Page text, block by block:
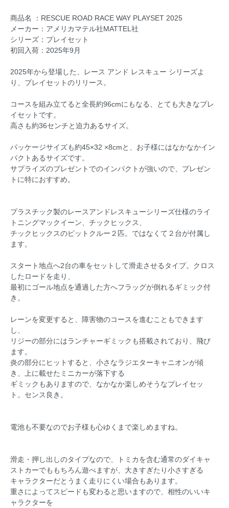
商品名 ：RESCUE ROAD RACE WAY PLAYSET 2025
メーカー：アメリカマテル社MATTEL社
シリーズ：プレイセット
初回入荷：2025年9月
2025年から登場した、レース アンド レスキュー シリーズよ
り、プレイセットのリリース。
コースを組み立てると全長約96cmにもなる、とても大きなプレ
イセットです。
高さも約36センチと迫力あるサイズ。
パッケージサイズも約45×32 ×8cmと、お子様にはなかなかイン
パクトあるサイズです。
サプライズのプレゼントでのインパクトが強いので、プレゼン
トに特におすすめ。
プラスチック製のレースアンドレスキューシリーズ仕様のライ
トニングマックイーン、チックヒックス、
チックヒックスのピットクルー２匹。ではなくて２台が付属し
ます。
スタート地点へ2台の車をセットして滑走させるタイプ。クロス
したロードを走り、
最初にゴール地点を通過した方へフラッグが倒れるギミック付
き。
レーンを変更すると、障害物のコースを進むこともできます
し、
リジーの部分にはランチャーギミックも搭載されており、飛び
ます。
炎の部分にヒットすると、小さなラジエターキャニオンが傾
き、上に載せたミニカーが落下する
ギミックもありますので、なかなか楽しめそうなプレイセッ
ト。センス良き。
電池も不要なのでお子様も心ゆくまで楽しめますね。
滑走・押し出しのタイプなので、トミカを含む通常のダイキャ
ストカーでももちろん遊べますが、大きすぎたり小さすぎる
キャラクターだとうまく走りにくい場合もあります。
重さによってスピードも変わると思いますので、相性のいいキ
ャラクターを